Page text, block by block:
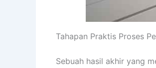
Tahapan Praktis Proses
Sebuah hasil akhir yang